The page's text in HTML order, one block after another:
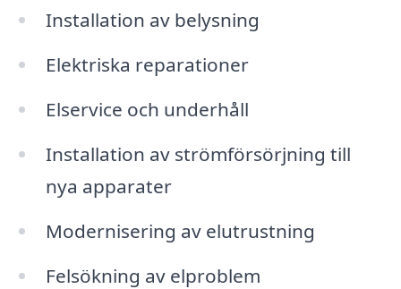
Installation av belysning
Elektriska reparationer
Elservice och underhåll
Installation av strömförsörjning till
nya apparater
Modernisering av elutrustning
Felsökning av elproblem